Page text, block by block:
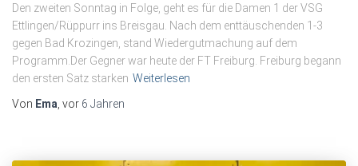
Den zweiten Sonntag in Folge, geht es für die Damen 1 der VSG
Ettlingen/Rüppurr ins Breisgau. Nach dem enttäuschenden 1-3
gegen Bad Krozingen, stand Wiedergutmachung auf dem
Programm.Der Gegner war heute der FT Freiburg. Freiburg begann
den ersten Satz starken Weiterlesen
Von Ema , vor 6 Jahren